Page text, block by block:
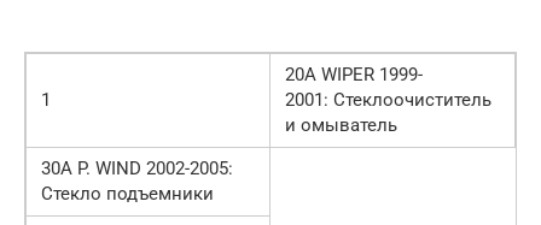
1
20А WIPER 1999-
2001: Стеклоочиститель
и омыватель
30А P. WIND 2002-2005:
Стекло подъемники